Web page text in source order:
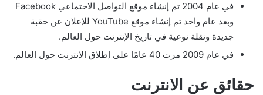
في عام 2004 تم إنشاء موقع التواصل الاجتماعي Facebook
وبعد عام واحد تم إنشاء موقع YouTube للإعلان عن حقبة
جديدة ونقلة نوعية في تاريخ الإنترنت حول العالم.
في عام 2009 مرت 40 عامًا على إطلاق الإنترنت حول العالم.
حقائق عن الانترنت